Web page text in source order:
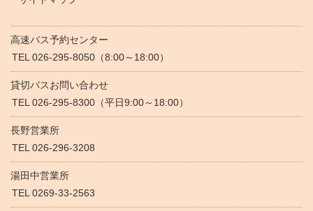
高速バス予約センター
TEL 026-295-8050（8:00～18:00）
貸切バスお問い合わせ
TEL 026-295-8300（平日9:00～18:00）
長野営業所
TEL 026-296-3208
湯田中営業所
TEL 0269-33-2563